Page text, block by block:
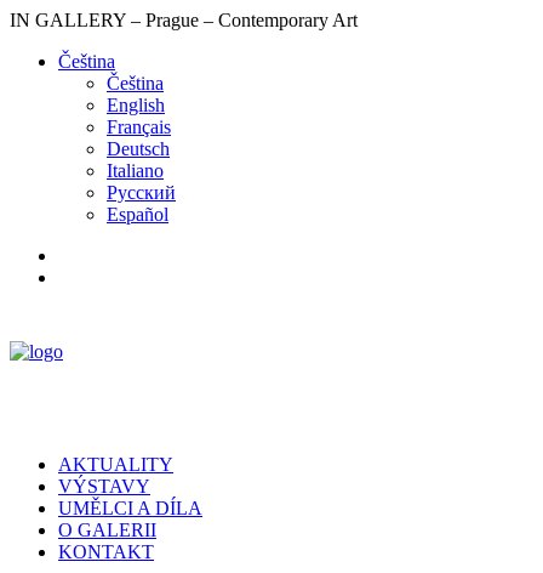
IN GALLERY – Prague – Contemporary Art
Čeština‎
Čeština‎
English
Français
Deutsch
Italiano
Русский
Español
AKTUALITY
VÝSTAVY
UMĚLCI A DÍLA
O GALERII
KONTAKT